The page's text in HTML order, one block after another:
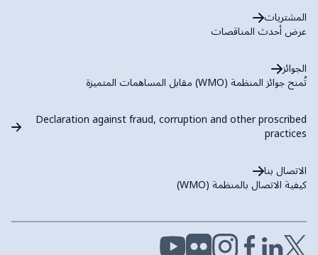
المشتريات
عرض أحدث المناقصات
الجوائز
تُمنح جوائز المنظمة (WMO) مقابل المساهمات المتميزة
Declaration against fraud, corruption and other proscribed
practices
الاتصال بنا
كيفية الاتصال بالمنظمة (WMO)